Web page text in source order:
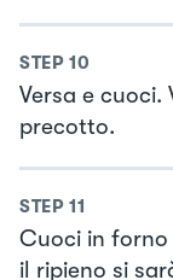
STEP 10
Versa e cuoci.
precotto.
STEP 11
Cuoci in forno
il ripieno si